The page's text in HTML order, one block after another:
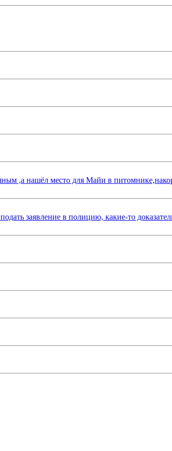
,а нашёл место для Майи в
заявление в полицию, какие-то